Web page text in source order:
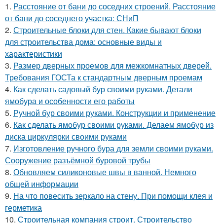
1. Расстояние от бани до соседних строений. Расстояние
от бани до соседнего участка: СНиП
2. Строительные блоки для стен. Какие бывают блоки
для строительства дома: основные виды и
характеристики
3. Размер дверных проемов для межкомнатных дверей.
Требования ГОСТа к стандартным дверным проемам
4. Как сделать садовый бур своими руками. Детали
ямобура и особенности его работы
5. Ручной бур своими руками. Конструкции и применение
6. Как сделать ямобур своими руками. Делаем ямобур из
диска циркулярки своими руками
7. Изготовление ручного бура для земли своими руками.
Сооружение разъёмной буровой трубы
8. Обновляем силиконовые швы в ванной. Немного
общей информации
9. На что повесить зеркало на стену. При помощи клея и
герметика
10. Строительная компания строит. Строительство